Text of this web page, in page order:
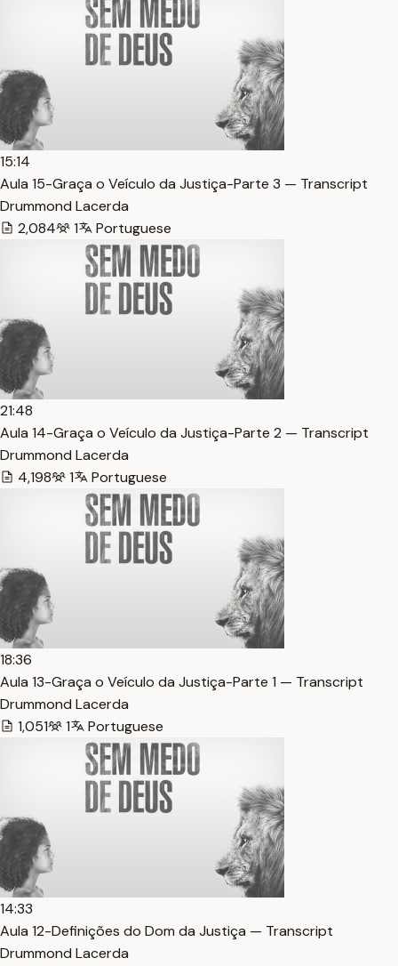
15:14
Aula 15-Graça o Veículo da Justiça-Parte 3 — Transcript
Drummond Lacerda
2,084
1 Portuguese
21:48
Aula 14-Graça o Veículo da Justiça-Parte 2 — Transcript
Drummond Lacerda
4,198
1 Portuguese
18:36
Aula 13-Graça o Veículo da Justiça-Parte 1 — Transcript
Drummond Lacerda
1,051
1 Portuguese
14:33
Aula 12-Definições do Dom da Justiça — Transcript
Drummond Lacerda